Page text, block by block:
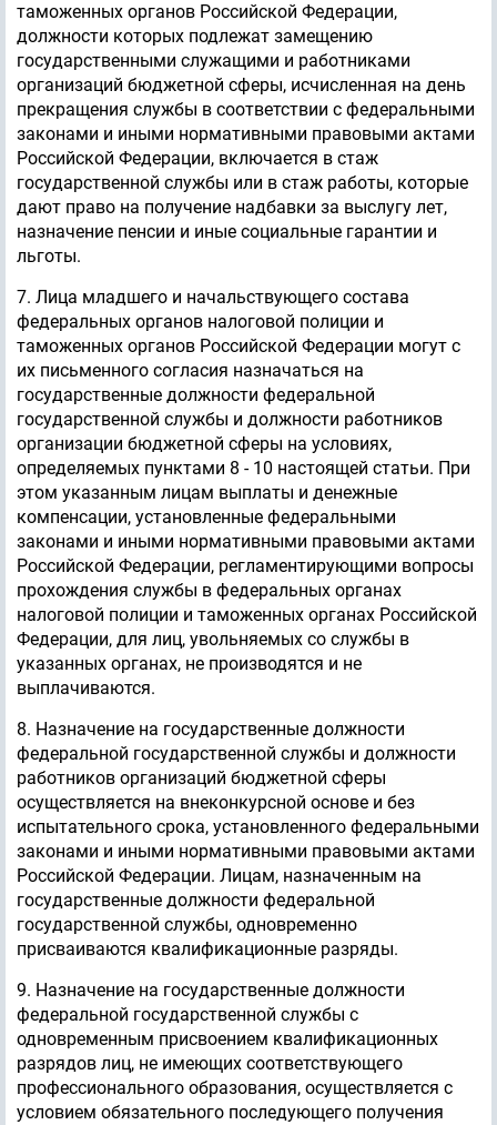
таможенных органов Российской Федерации,
должности которых подлежат замещению
государственными служащими и работниками
организаций бюджетной сферы, исчисленная на день
прекращения службы в соответствии с федеральными
законами и иными нормативными правовыми актами
Российской Федерации, включается в стаж
государственной службы или в стаж работы, которые
дают право на получение надбавки за выслугу лет,
назначение пенсии и иные социальные гарантии и
льготы.
7. Лица младшего и начальствующего состава
федеральных органов налоговой полиции и
таможенных органов Российской Федерации могут с
их письменного согласия назначаться на
государственные должности федеральной
государственной службы и должности работников
организации бюджетной сферы на условиях,
определяемых пунктами 8 - 10 настоящей статьи. При
этом указанным лицам выплаты и денежные
компенсации, установленные федеральными
законами и иными нормативными правовыми актами
Российской Федерации, регламентирующими вопросы
прохождения службы в федеральных органах
налоговой полиции и таможенных органах Российской
Федерации, для лиц, увольняемых со службы в
указанных органах, не производятся и не
выплачиваются.
8. Назначение на государственные должности
федеральной государственной службы и должности
работников организаций бюджетной сферы
осуществляется на внеконкурсной основе и без
испытательного срока, установленного федеральными
законами и иными нормативными правовыми актами
Российской Федерации. Лицам, назначенным на
государственные должности федеральной
государственной службы, одновременно
присваиваются квалификационные разряды.
9. Назначение на государственные должности
федеральной государственной службы с
одновременным присвоением квалификационных
разрядов лиц, не имеющих соответствующего
профессионального образования, осуществляется с
условием обязательного последующего получения